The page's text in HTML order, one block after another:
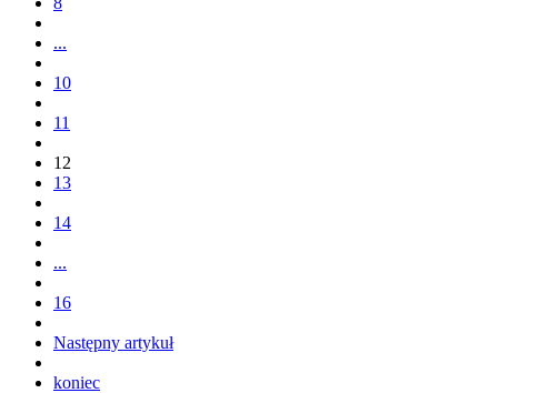
...
10
11
12
13
14
...
16
Następny artykuł
koniec